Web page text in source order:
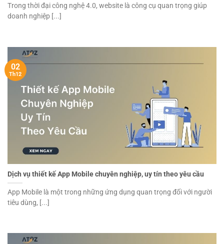
Trong thời đại công nghệ 4.0, website là công cụ quan trọng giúp
doanh nghiệp [...]
Dịch vụ thiết kế App Mobile chuyên nghiệp, uy tín theo yêu cầu
App Mobile là một trong những ứng dụng quan trọng đối với người
tiêu dùng, [...]
02
Th12